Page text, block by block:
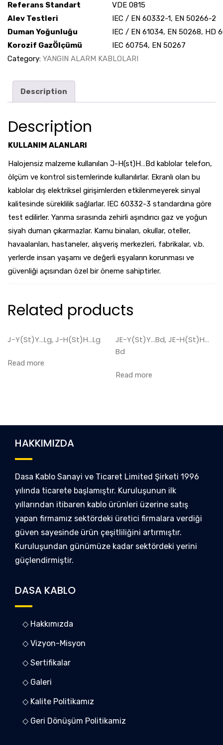
Referans Standart
VDE 0815
Alev Testleri
IEC / EN 60332-1, EN 50266-2
Duman Yoğunluğu
IEC / EN 61034, EN 50268, HD
Korozif GazÖlçümü
IEC 60754, EN 50267
Category: YANGIN ALARM KABLOLARI
Description
Description
KULLANIM ALANLARI
Halojensiz malzeme kullanılan J-H(st)H…Bd kablolar telefon,
ölçüm ve kontrol sistemlerinde kullanılırlar. Ekranlı olan bu
kablolar dış elektriksel girişimlerden etkilenmeyerek sinyal
kalitesinde süreklilik sağlarlar. IEC 60332-3 standardına göre
test edilirler. Yanma sırasında zehirli aşındırıcı gaz ve yoğun
siyah duman çıkarmazlar. Kamu binaları, okullar, oteller,
havaalanları, hastaneler, alışveriş merkezleri, fabrikalar, v.b.
yerlerde insan yaşamı ve değerli eşyaların korunması ve
güvenliği açısından özel bir öneme sahiptirler.
Related products
J-Y(St)Y…Lg, J-H(St)H…Lg
Read more
JE-Y(St)Y…Bd, JE-H(St)H…
Bd
Read more
HAKKIMIZDA
Dasa Kablo Sanayi ve Ticaret Limited Şirketi 1996
yılında ticarete başlamıştır. Kuruluşunun ilk
yıllarından itibaren kablo ürünleri üzerine satış
yapan firmamız sektördeki üretici firmalara verdiği
güven sayesinde ürün çeşitliliğini artırmıştır.
Kuruluşundan günümüze kadar sektördeki yerini
güçlendirmiştir.
DASA KABLO
◇ Hakkımızda
◇ Vizyon-Misyon
◇ Sertifikalar
◇ Galeri
◇ Kalite Politikamız
◇ Geri Dönüşüm Politikamiz